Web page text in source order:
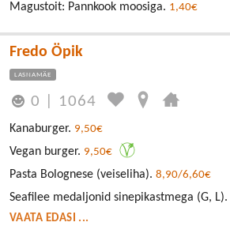
Magustoit: Pannkook moosiga. 1,40€
Fredo Öpik
LASNAMÄE
0 1064
Kanaburger. 9,50€
Vegan burger. 9,50€
Pasta Bolognese (veiseliha). 8,90/6,60€
Seafilee medaljonid sinepikastmega (G, L).
VAATA EDASI ...